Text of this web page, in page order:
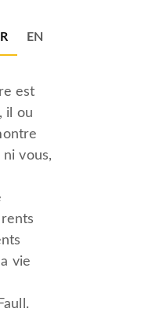
EN
est
il ou
vous,
vie